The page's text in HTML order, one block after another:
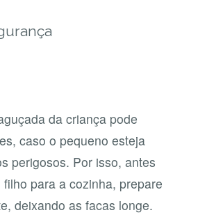
da criança pode
caso o pequeno esteja
perigosos. Por isso, antes
para a cozinha, prepare
deixando as facas longe.